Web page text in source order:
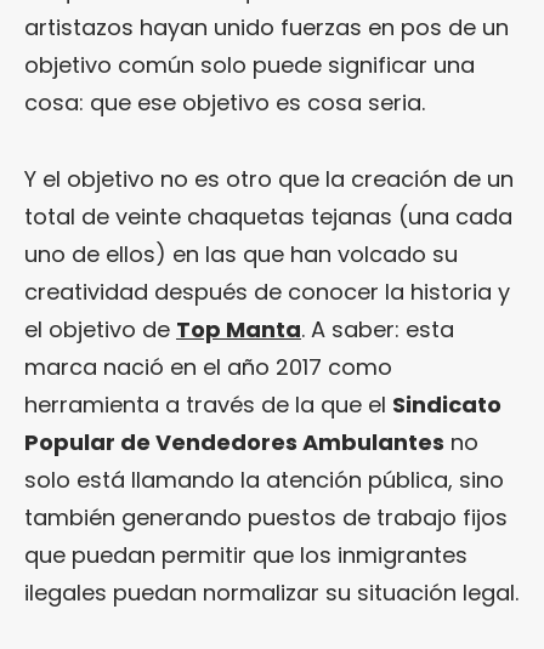
artistazos hayan unido fuerzas en pos de un
objetivo común solo puede significar una
cosa: que ese objetivo es cosa seria.
Y el objetivo no es otro que la creación de un
total de veinte chaquetas tejanas (una cada
uno de ellos) en las que han volcado su
creatividad después de conocer la historia y
el objetivo de Top Manta. A saber: esta
marca nació en el año 2017 como
herramienta a través de la que el Sindicato
Popular de Vendedores Ambulantes no
solo está llamando la atención pública, sino
también generando puestos de trabajo fijos
que puedan permitir que los inmigrantes
ilegales puedan normalizar su situación legal.